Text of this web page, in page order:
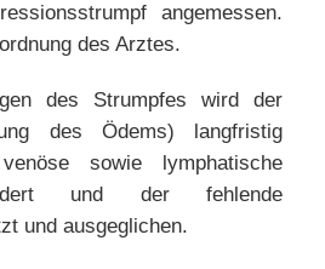
angemessen.
des Arztes.
des Strumpfes wird der
des Ödems) langfristig
sowie lymphatische
und der fehlende
und ausgeglichen.